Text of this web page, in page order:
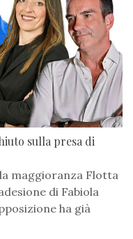
sulla presa di
maggioranza Flotta
di Fabiola
ha già